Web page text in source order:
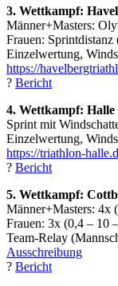
3. Wettkampf:
Männer+Masters:
Frauen:
Einzelwertung,
https://
? Bericht
4. Wettkampf: Halle
Sprint mit
Einzelwertung,
https://triathlon-
? Bericht
5. Wettkampf:
Männer+Masters: 4x
Frauen: 3x (0,4 – 10
Team-Relay
Ausschreibung
? Bericht